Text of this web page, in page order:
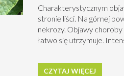
Charakterystycznym
stronie liści. Na górnej
nekrozy. Objawy
łatwo się utrzymuje.
CZYTAJ WIĘCEJ